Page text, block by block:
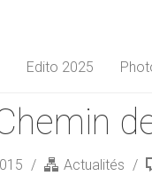
Edito 2025
Actualités